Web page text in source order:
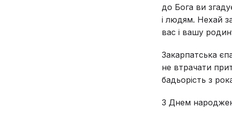
до Бога ви
і людям. Нехай
вас і вашу
Закарпатська
не втрачати
бадьорість з
З Днем